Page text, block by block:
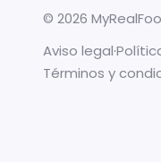
© 2026
Aviso legal·
Términos y